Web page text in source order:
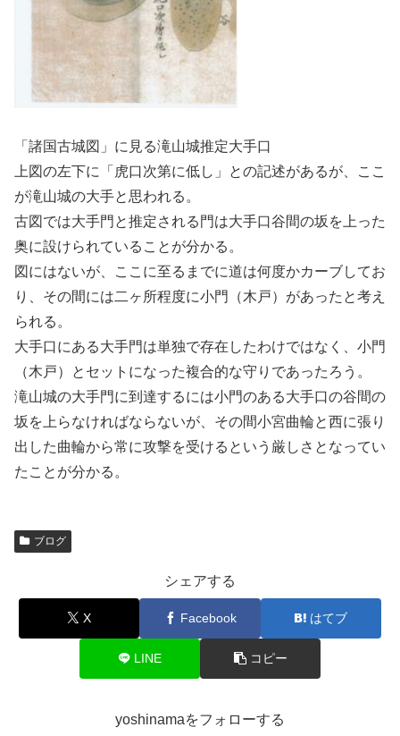
「諸国古城図」に見る滝山城推定大手口
上図の左下に「虎口次第に低し」との記述があるが、ここ
が滝山城の大手と思われる。
古図では大手門と推定される門は大手口谷間の坂を上った
奥に設けられていることが分かる。
図にはないが、ここに至るまでに道は何度かカーブしてお
り、その間には二ヶ所程度に小門（木戸）があったと考え
られる。
大手口にある大手門は単独で存在したわけではなく、小門
（木戸）とセットになった複合的な守りであったろう。
滝山城の大手門に到達するには小門のある大手口の谷間の
坂を上らなければならないが、その間小宮曲輪と西に張り
出した曲輪から常に攻撃を受けるという厳しさとなってい
たことが分かる。
ブログ
シェアする
X Facebook はてブ
LINE コピー
yoshinamaをフォローする